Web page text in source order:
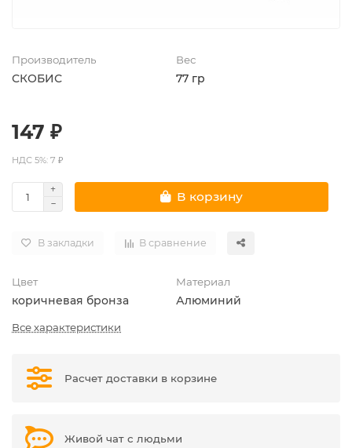
Производитель
СКОБИС
Вес
77 гр
147 ₽
НДС 5%: 7 ₽
В корзину
В закладки В сравнение
Цвет
коричневая бронза
Материал
Алюминий
Все характеристики
Расчет доставки в корзине
Живой чат с людьми